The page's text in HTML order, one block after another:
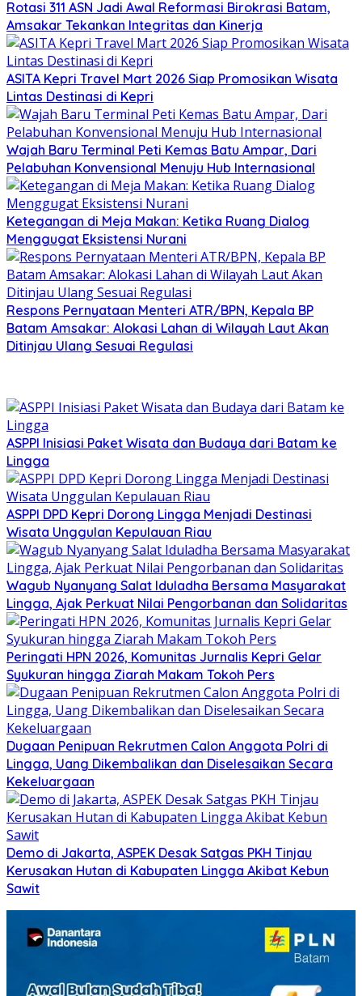
Rotasi 311 ASN Jadi Awal Reformasi Birokrasi Batam,
Amsakar Tekankan Integritas dan Kinerja
ASITA Kepri Travel Mart 2026 Siap Promosikan Wisata
Lintas Destinasi di Kepri
Wajah Baru Terminal Peti Kemas Batu Ampar, Dari
Pelabuhan Konvensional Menuju Hub Internasional
Ketegangan di Meja Makan: Ketika Ruang Dialog
Menggugat Eksistensi Nurani
Respons Pernyataan Menteri ATR/BPN, Kepala BP
Batam Amsakar: Alokasi Lahan di Wilayah Laut Akan
Ditinjau Ulang Sesuai Regulasi
ASPPI Inisiasi Paket Wisata dan Budaya dari Batam ke
Lingga
ASPPI DPD Kepri Dorong Lingga Menjadi Destinasi
Wisata Unggulan Kepulauan Riau
Wagub Nyanyang Salat Iduladha Bersama Masyarakat
Lingga, Ajak Perkuat Nilai Pengorbanan dan Solidaritas
Peringati HPN 2026, Komunitas Jurnalis Kepri Gelar
Syukuran hingga Ziarah Makam Tokoh Pers
Dugaan Penipuan Rekrutmen Calon Anggota Polri di
Lingga, Uang Dikembalikan dan Diselesaikan Secara
Kekeluargaan
Demo di Jakarta, ASPEK Desak Satgas PKH Tinjau
Kerusakan Hutan di Kabupaten Lingga Akibat Kebun
Sawit